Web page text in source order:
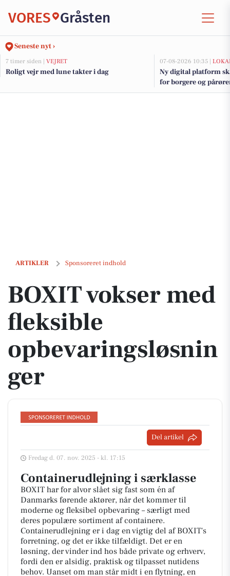
VORES Gråsten
Seneste nyt ›
7 timer siden | VEJRET
Roligt vejr med lune takter i dag
07-08-2026 10:35 |
Ny digital platform
for borgere og
Kommune at følge
ARTIKLER Sponsoreret indhold
BOXIT vokser med fleksible opbevaringsløsninger
BOXIT vokser med
fleksible
opbevaringsløsnin
ger
Del artikel
Fredag d. 07. nov. 2025 - kl. 17:15
Containerudlejning i særklasse
BOXIT har for alvor slået sig fast som én af
Danmarks førende aktører, når det kommer til
moderne og fleksibel opbevaring – særligt med
deres populære sortiment af containere.
Containerudlejning er i dag en vigtig del af BOXIT's
forretning, og det er ikke tilfældigt. Det er en
løsning, der vinder ind hos både private og erhverv,
fordi den er alsidig, praktisk og tilpasset nutidens
behov. Uanset om man står midt i en flytning, en